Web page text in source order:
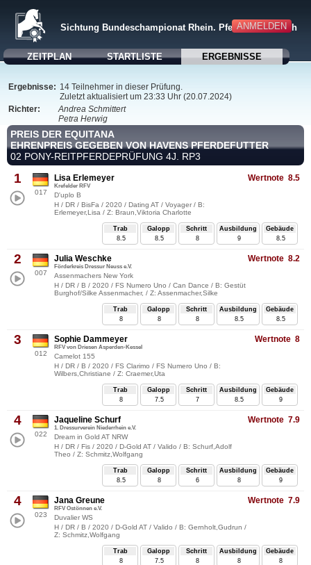
ANMELDEN
Sichtung Bundeschampionat Rhein. Pferdestammbuch
ZEITPLAN STARTLISTE ERGEBNISSE
Ergebnisse: 14 Teilnehmer in dieser Prüfung.
Zuletzt aktualisiert um 23:33 Uhr (20.07.2024)
Richter:
Andrea Schmittert
Petra Herwig
PREIS DER EQUITANA
EHRENPREIS GEGEBEN VON HAVENS PFERDEFUTTER
02 PONY-REITPFERDEPRÜFUNG 4J. RP3
1
017
Wertnote 8.5
Lisa Erlemeyer
Krefelder RFV
D'uplo B
H / DR / BisFa / 2020 / Dating AT / Voyager / B:
Erlemeyer,Lisa / Z: Braun,Viktoria Charlotte
Gebäude
8.5
Ausbildung
9
Schritt
8
Galopp
8.5
Trab
8.5
2
007
Wertnote 8.2
Julia Weschke
Förderkreis Dressur Neuss e.V.
Assenmachers New York
H / DR / B / 2020 / FS Numero Uno / Can Dance / B: Gestüt
Burghof/Silke Assenmacher, / Z: Assenmacher,Silke
Gebäude
8.5
Ausbildung
8.5
Schritt
8
Galopp
8
Trab
8
3
012
Wertnote 8
Sophie Dammeyer
RFV von Driesen Asperden-Kessel
Camelot 155
H / DR / B / 2020 / FS Clarimo / FS Numero Uno / B:
Wilbers,Christiane / Z: Craemer,Uta
Gebäude
9
Ausbildung
8.5
Schritt
7
Galopp
7.5
Trab
8
4
022
Wertnote 7.9
Jaqueline Schurf
1. Dressurverein Niederrhein e.V.
Dream in Gold AT NRW
H / DR / Fis / 2020 / D-Gold AT / Valido / B: Schurf,Adolf
Theo / Z: Schmitz,Wolfgang
Gebäude
9
Ausbildung
8
Schritt
6
Galopp
8
Trab
8.5
4
023
Wertnote 7.9
Jana Greune
RFV Ostönnen e.V.
Duvalier WS
H / DR / B / 2020 / D-Gold AT / Valido / B: Gernholt,Gudrun /
Z: Schmitz,Wolfgang
Gebäude
8
Ausbildung
8
Schritt
8
Galopp
7.5
Trab
8